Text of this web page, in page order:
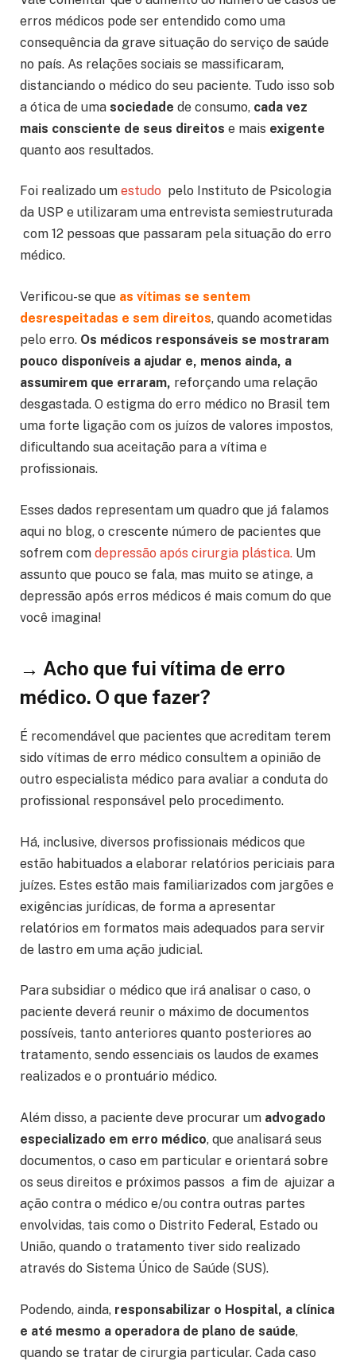
erros médicos pode ser entendido como uma
consequência da grave situação do serviço de saúde
no país. As relações sociais se massificaram,
distanciando o médico do seu paciente. Tudo isso sob
a ótica de uma sociedade de consumo, cada vez
mais consciente de seus direitos e mais exigente
quanto aos resultados.
Foi realizado um estudo pelo Instituto de Psicologia
da USP e utilizaram uma entrevista semiestruturada
com 12 pessoas que passaram pela situação do erro
médico.
Verificou-se que as vítimas se sentem
desrespeitadas e sem direitos, quando acometidas
pelo erro. Os médicos responsáveis se mostraram
pouco disponíveis a ajudar e, menos ainda, a
assumirem que erraram, reforçando uma relação
desgastada. O estigma do erro médico no Brasil tem
uma forte ligação com os juízos de valores impostos,
dificultando sua aceitação para a vítima e
profissionais.
Esses dados representam um quadro que já falamos
aqui no blog, o crescente número de pacientes que
sofrem com depressão após cirurgia plástica. Um
assunto que pouco se fala, mas muito se atinge, a
depressão após erros médicos é mais comum do que
você imagina!
→ Acho que fui vítima de erro
médico. O que fazer?
É recomendável que pacientes que acreditam terem
sido vítimas de erro médico consultem a opinião de
outro especialista médico para avaliar a conduta do
profissional responsável pelo procedimento.
Há, inclusive, diversos profissionais médicos que
estão habituados a elaborar relatórios periciais para
juízes. Estes estão mais familiarizados com jargões e
exigências jurídicas, de forma a apresentar
relatórios em formatos mais adequados para servir
de lastro em uma ação judicial.
Para subsidiar o médico que irá analisar o caso, o
paciente deverá reunir o máximo de documentos
possíveis, tanto anteriores quanto posteriores ao
tratamento, sendo essenciais os laudos de exames
realizados e o prontuário médico.
Além disso, a paciente deve procurar um advogado
especializado em erro médico, que analisará seus
documentos, o caso em particular e orientará sobre
os seus direitos e próximos passos a fim de ajuizar a
ação contra o médico e/ou contra outras partes
envolvidas, tais como o Distrito Federal, Estado ou
União, quando o tratamento tiver sido realizado
através do Sistema Único de Saúde (SUS).
Podendo, ainda, responsabilizar o Hospital, a clínica
e até mesmo a operadora de plano de saúde,
quando se tratar de cirurgia particular. Cada caso